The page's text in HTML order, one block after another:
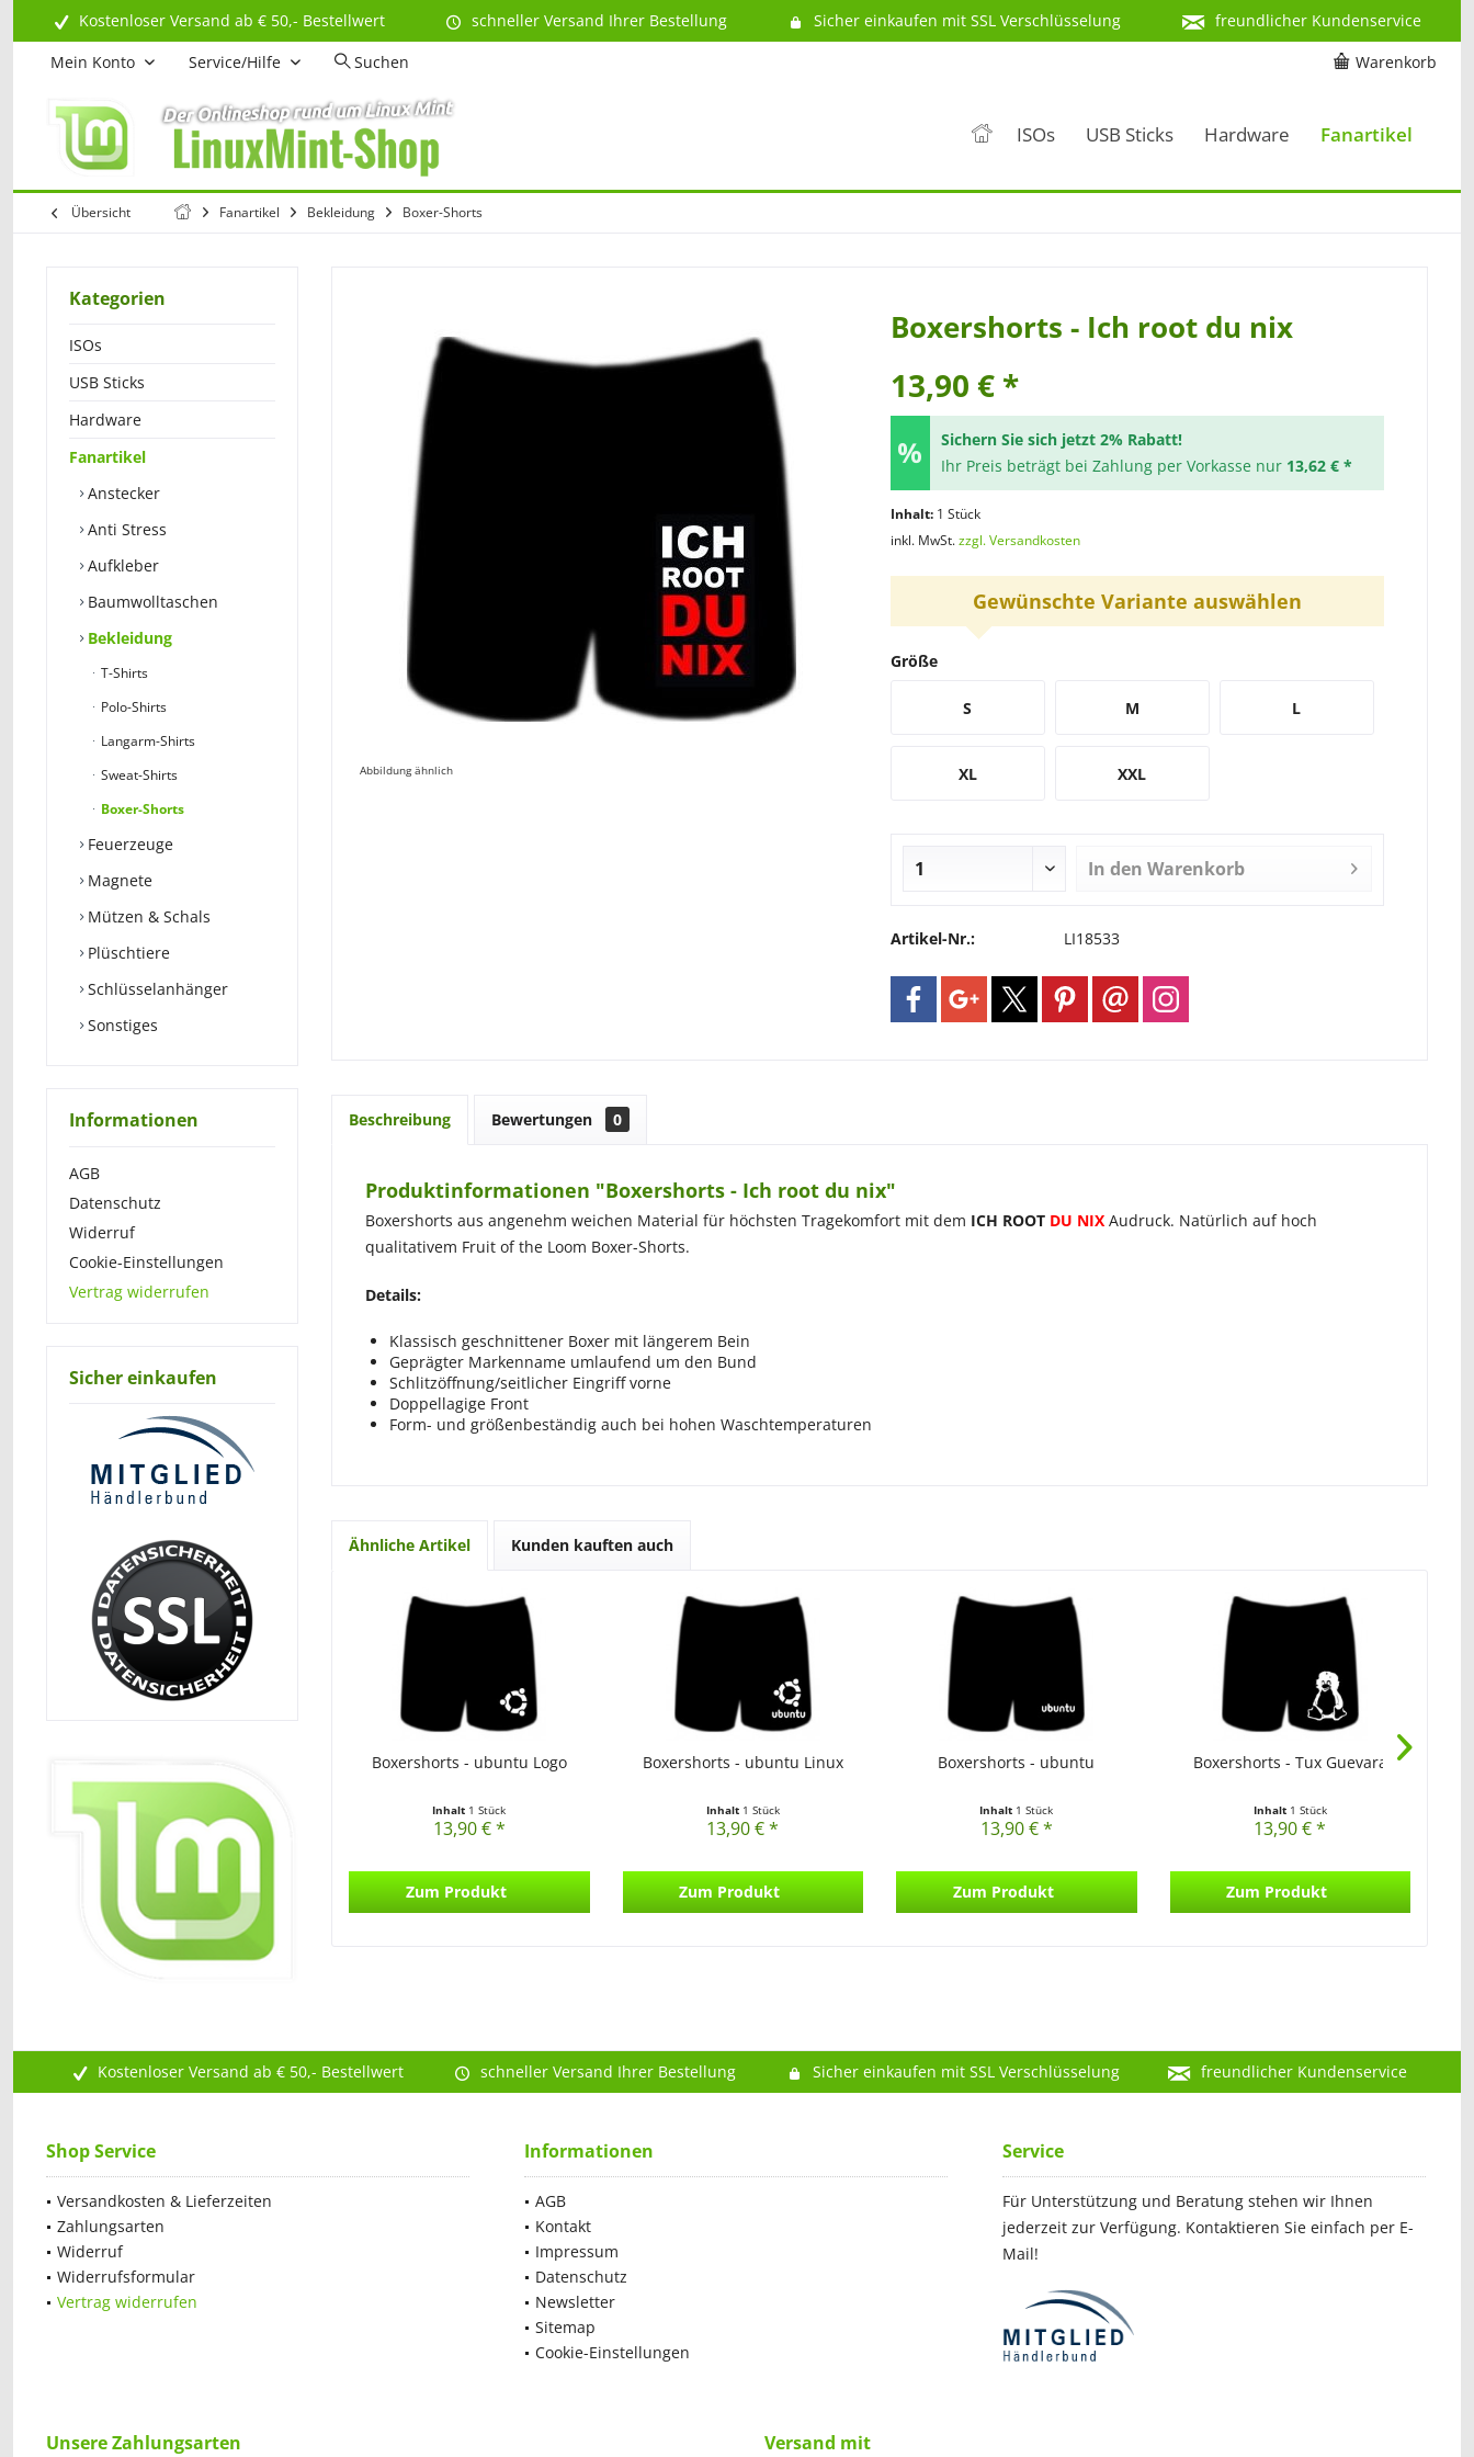
Kostenloser Versand ab € 50,- Bestellwert schneller Versand Ihrer Bestellung Sicher einkaufen mit SSL Verschlüsselung
freundlicher Kundenservice
Warenkorb
Mein Konto Service/Hilfe Suchen
ISOs USB Sticks Hardware Fanartikel
Übersicht Fanartikel Bekleidung Boxer-Shorts
Kategorien
ISOs
USB Sticks
Hardware
Fanartikel
Anstecker
Anti Stress
Aufkleber
Baumwolltaschen
Bekleidung
T-Shirts
Polo-Shirts
Langarm-Shirts
Sweat-Shirts
Boxer-Shorts
Feuerzeuge
Magnete
Mützen & Schals
Plüschtiere
Schlüsselanhänger
Sonstiges
Informationen
AGB
Datenschutz
Widerruf
Cookie-Einstellungen
Vertrag widerrufen
Sicher einkaufen
Abbildung ähnlich
Boxershorts - Ich root du nix
13,90 € *
Sichern Sie sich jetzt 2% Rabatt!
Ihr Preis beträgt bei Zahlung per Vorkasse nur 13,62 € *
Inhalt: 1 Stück
inkl. MwSt.zzgl. Versandkosten
Gewünschte Variante auswählen
Größe
S M L
XL XXL
In den Warenkorb
Artikel-Nr.: LI18533
Beschreibung Bewertungen 0
Produktinformationen "Boxershorts - Ich root du nix"
Boxershorts aus angenehm weichen Material für höchsten Tragekomfort mit dem ICH ROOT DU NIX Audruck. Natürlich auf hoch
qualitativem Fruit of the Loom Boxer-Shorts.
Details:
Klassisch geschnittener Boxer mit längerem Bein
Geprägter Markenname umlaufend um den Bund
Schlitzöffnung/seitlicher Eingriff vorne
Doppellagige Front
Form- und größenbeständig auch bei hohen Waschtemperaturen
Ähnliche Artikel Kunden kauften auch
Boxershorts - ubuntu Logo
Inhalt 1 Stück
13,90 € *
Zum Produkt
Boxershorts - ubuntu Linux
Inhalt 1 Stück
13,90 € *
Zum Produkt
Boxershorts - ubuntu
Inhalt 1 Stück
13,90 € *
Zum Produkt
Boxershorts - Tux Guevara
Inhalt 1 Stück
13,90 € *
Zum Produkt
Kostenloser Versand ab € 50,- Bestellwert schneller Versand Ihrer Bestellung Sicher einkaufen mit SSL Verschlüsselung freundlicher Kundenservice
Shop Service
Versandkosten & Lieferzeiten
Zahlungsarten
Widerruf
Widerrufsformular
Vertrag widerrufen
Informationen
AGB
Kontakt
Impressum
Datenschutz
Newsletter
Sitemap
Cookie-Einstellungen
Service
Für Unterstützung und Beratung stehen wir Ihnen
jederzeit zur Verfügung. Kontaktieren Sie einfach per E-
Mail!
Unsere Zahlungsarten Versand mit